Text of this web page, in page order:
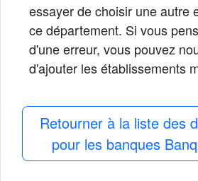
essayer de choisir une autre
ce département. Si vous
d'une erreur, vous pouvez
d'ajouter les établissements
Retourner à la liste des
pour les banques